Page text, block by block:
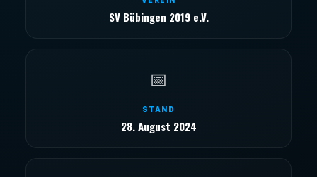
SV Bübingen 2019 e.V.
📅
STAND
28. August 2024